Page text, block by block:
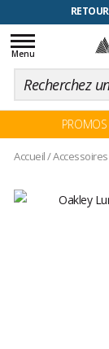
Toggle
navigation
Menu
Accueil/Accessoires